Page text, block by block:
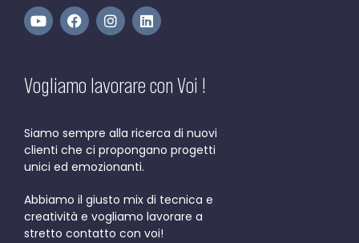
Vogliamo lavorare con Voi !
Siamo sempre alla ricerca di nuovi
clienti che ci propongano progetti
unici ed emozionanti.
Abbiamo il giusto mix di tecnica e
creatività e vogliamo lavorare a
stretto contatto con voi!